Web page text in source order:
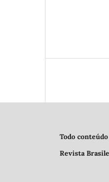
Todo
Revista